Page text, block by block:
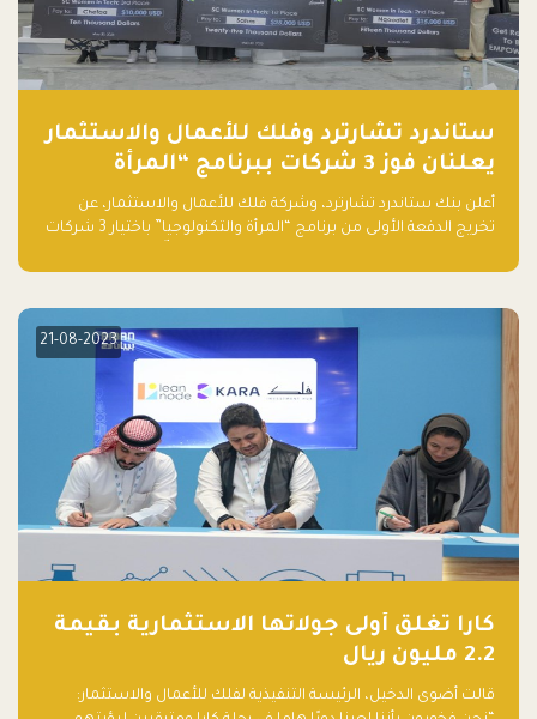
ستاندرد تشارترد وفلك للأعمال والاستثمار
يعلنان فوز 3 شركات ببرنامج “المرأة
والتكنولوجيا”
أعلن بنك ستاندرد تشارترد، وشركة فلك للأعمال والاستثمار، عن
تخريج الدفعة الأولى من برنامج “المرأة والتكنولوجيا” باختيار 3 شركات
الأعمال، اللواتي خضعن لبرنامج حاضنة مدته 8 أسابيع، أفكاراً مبتكرة
21-08-2023
كارا تغلق أولى جولاتها الاستثمارية بقيمة
2.2 مليون ريال
قالت أضوى الدخيل، الرئيسة التنفيذية لفلك للأعمال والاستثمار: